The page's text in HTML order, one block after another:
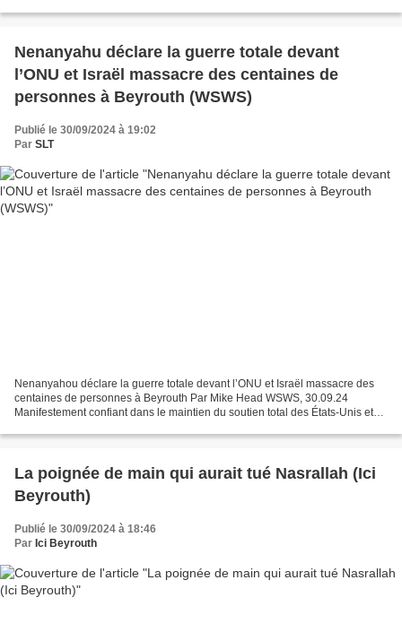
Nenanyahu déclare la guerre totale devant
l’ONU et Israël massacre des centaines de
personnes à Beyrouth (WSWS)
Publié le 30/09/2024 à 19:02
Par SLT
Nenanyahou déclare la guerre totale devant l’ONU et Israël massacre des
centaines de personnes à Beyrouth Par Mike Head WSWS, 30.09.24
Manifestement confiant dans le maintien du soutien total des États-Unis et
La poignée de main qui aurait tué Nasrallah (Ici
Beyrouth)
Publié le 30/09/2024 à 18:46
Par Ici Beyrouth